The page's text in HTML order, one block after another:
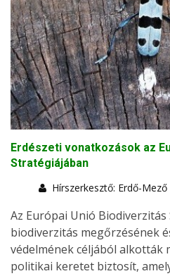
Erdészeti vonatkozások az
Stratégiájában
Hírszerkesztő: Erdő-Mező
Az Európai Unió
biodiverzitás megőrzésének
védelmének céljából alkották
politikai keretet biztosít,